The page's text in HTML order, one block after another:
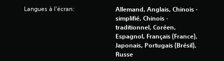
Langues à l'écran:
Allemand, Anglais, Chinois -
simplifié, Chinois -
traditionnel, Coréen,
Espagnol, Français (France),
Japonais, Portugais (Brésil),
Russe